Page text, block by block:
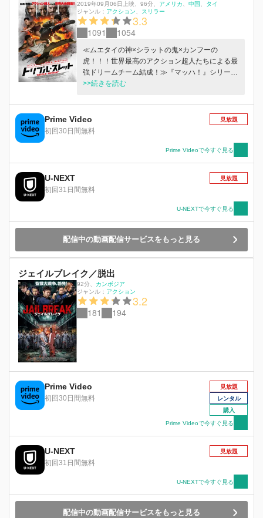
2019年09月06日上映 96分 アメリカ 中国
タイ
ジャンル： アクション スリラー
3.3
1091 1054
≪ムエタイの神×シラットの鬼×カンフーの
虎！！！世界最高のアクション超人たちによる最
強ドリームチーム結成！≫『マッハ！』シリーズ
のトニー・ジャー、『ザ・レイド』のイコ・ウワ
俳優としても活躍するタイガー・チェン！世界的
なアクションスターの三人がそれぞれムエタイ、
シラット、カンフーを武器に立ち上がりドリーム
ンファン垂涎のメンバーが集結。『ドクター・ス
トレンジ』で披露した超絶アクションが記憶に新
しいスコット・アドキンス、総合格闘技出身のマ
イケル・ビスピン、7種の武術の黒帯を有する
『スポーン』のマイケル・ジェイ・ホワイト、
『チョコレート・ファイター』のジージャー・ヤ
ーニンら世界のアクションスターが大集結！人類
最高峰の超人たちによるガチ格闘バトルはもちろ
ん、銃撃、爆発を始め激しく血湧き肉躍るアクシ
ョンのつるべ打ち！全人類必見の、“最強”アクシ
>>続きを読む
Prime Video
初回30日間無料
見放題
Prime Videoで今すぐ見る
U-NEXT
初回31日間無料
見放題
U-NEXTで今すぐ見る
配信中の動画配信サービスをもっと見る
ジェイルブレイク／脱出
92分
カンボジア
ジャンル： アクション
3.2
181 194
Prime Video
初回30日間無料
見放題
レンタル
購入
Prime Videoで今すぐ見る
U-NEXT
初回31日間無料
見放題
U-NEXTで今すぐ見る
配信中の動画配信サービスをもっと見る